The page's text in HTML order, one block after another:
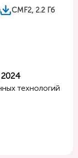
CMF2, 2.2 Гб
технологий